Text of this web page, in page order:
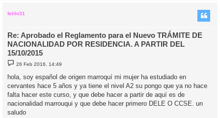
felihi31
Re: Aprobado el Reglamento para el Nuevo TRÁMITE DE
NACIONALIDAD POR RESIDENCIA. A PARTIR DEL
15/10/2015
M
e
n
s
a
e
26 Feb 2016, 14:49
hola, soy español de origen marroquí mi mujer ha estudiado en
cervantes hace 5 años y ya tiene el nivel A2 su pongo que ya no hace
falta hacer este curso, y que debe hacer a partir de aquí es de
nacionalidad marrouqui y que debe hacer primero DELE O CCSE. un
saludo